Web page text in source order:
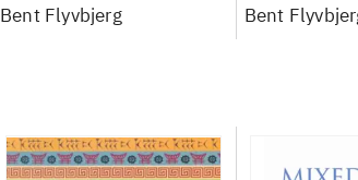
videnskab. Bind 1
Bent Flyvbjerg
baseret
Bent